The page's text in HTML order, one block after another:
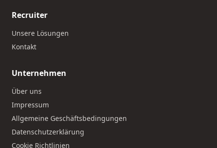
Recruiter
Unsere Lösungen
Kontakt
Unternehmen
Über uns
Impressum
Allgemeine Geschäftsbedingungen
Datenschutzerklärung
Cookie Richtlinien